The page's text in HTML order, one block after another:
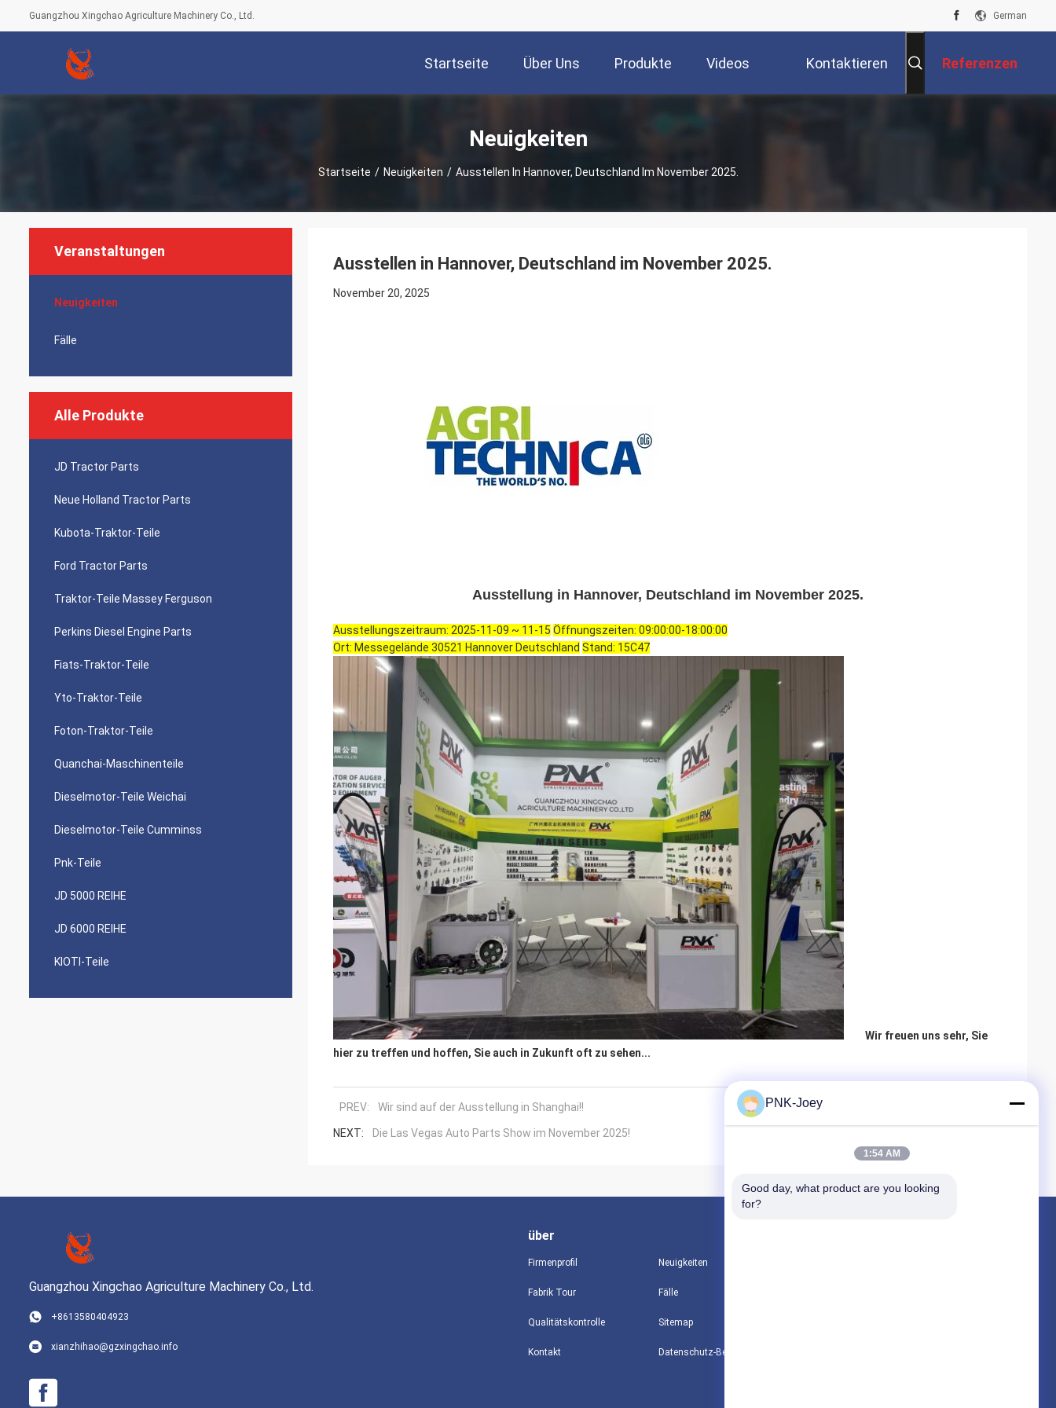
Guangzhou Xingchao Agriculture Machinery Co., Ltd. German
Startseite Über Uns Produkte Videos Kontaktieren Referenzen
Neuigkeiten
Startseite / Neuigkeiten / Ausstellen In Hannover, Deutschland Im November 2025.
Veranstaltungen
Neuigkeiten
Fälle
Alle Produkte
JD Tractor Parts
Neue Holland Tractor Parts
Kubota-Traktor-Teile
Ford Tractor Parts
Traktor-Teile Massey Ferguson
Perkins Diesel Engine Parts
Fiats-Traktor-Teile
Yto-Traktor-Teile
Foton-Traktor-Teile
Quanchai-Maschinenteile
Dieselmotor-Teile Weichai
Dieselmotor-Teile Cumminss
Pnk-Teile
JD 5000 REIHE
JD 6000 REIHE
KIOTI-Teile
Ausstellen in Hannover, Deutschland im November 2025.
November 20, 2025
Ausstellung in Hannover, Deutschland im November 2025.
Ausstellungszeitraum: 2025-11-09 ~ 11-15 Öffnungszeiten: 09:00:00-18:00:00
Ort: Messegelände 30521 Hannover Deutschland Stand: 15C47
Wir freuen uns sehr, Sie
hier zu treffen und hoffen, Sie auch in Zukunft oft zu sehen...
PREV: Wir sind auf der Ausstellung in Shanghai!!
NEXT: Die Las Vegas Auto Parts Show im November 2025!
Guangzhou Xingchao Agriculture Machinery Co., Ltd.
+8613580404923
xianzhihao@gzxingchao.info
über
Firmenprofil
Fabrik Tour
Qualitätskontrolle
Kontakt
Neuigkeiten
Fälle
Sitemap
PNK-Joey
1:54 AM
Good day, what product are you looking
for?